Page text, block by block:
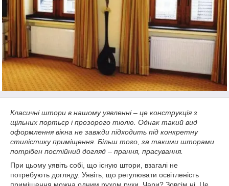
Класичні штори в нашому уявленні – це конструкція з
щільних портьєр і прозорого тюлю. Однак такий вид
оформлення вікна не завжди підходить під конкретну
стилістику приміщення. Більш того, за такими шторами
потрібен постійний догляд – прання, прасування.
При цьому уявіть собі, що існую штори, взагалі не
потребують догляду. Уявіть, що регулювати освітленість